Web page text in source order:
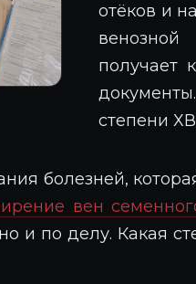
отёков и
получает
степени
болезней,
вен
и по делу. Какая